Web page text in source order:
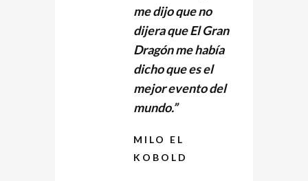
me dijo que no
dijera que El Gran
Dragón me había
dicho que es el
mejor evento del
mundo.”
MILO EL
KOBOLD